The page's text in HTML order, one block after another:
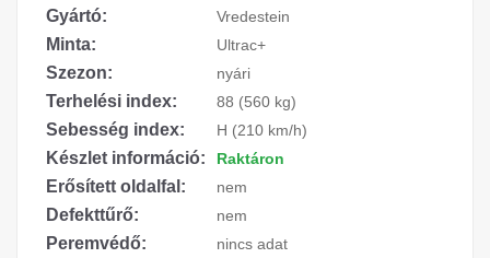
Gyártó: Vredestein
Minta: Ultrac+
Szezon: nyári
Terhelési index: 88 (560 kg)
Sebesség index: H (210 km/h)
Készlet információ: Raktáron
Erősített oldalfal: nem
Defekttűrő: nem
Peremvédő: nincs adat